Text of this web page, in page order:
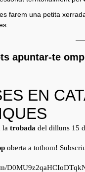
farem una petita
apuntar-te